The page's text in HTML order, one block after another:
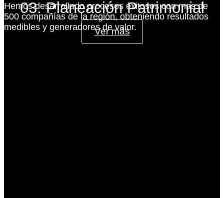
03. Planeación Patrimonial
Ver más
Hemos desarrollado procesos exitosos con mas de
500 compañías de la región, obteniendo resultados
medibles y generadores de valor.